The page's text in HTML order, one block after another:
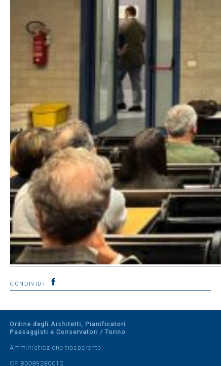
CONDIVIDI
Ordine degli Architetti, Pianificatori
Paesaggisti e Conservatori / Torino
Amministrazione trasparente
CF 80089280012